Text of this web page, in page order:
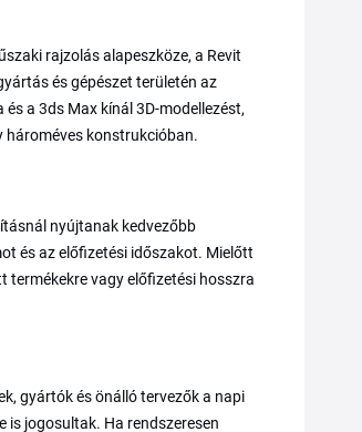
rajzolás alapeszköze, a Revit
és gépészet területén az
a 3ds Max kínál 3D-modellezést,
hároméves konstrukcióban.
nyújtanak kedvezőbb
és az előfizetési időszakot. Mielőtt
termékekre vagy előfizetési hosszra
gyártók és önálló tervezők a napi
is jogosultak. Ha rendszeresen